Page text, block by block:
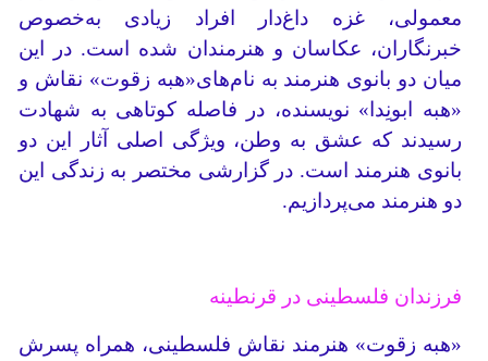
معمولی، غزه داغ‌دار افراد زیادی به‌خصوص
خبرنگاران، عکاسان و هنرمندان شده است. در این
میان دو بانوی هنرمند به نام‌های«هبه زقوت» نقاش و
«هبه ابونِدا» نویسنده، در فاصله کوتاهی به شهادت
رسیدند که عشق به وطن، ویژگی اصلی آثار این دو
بانوی هنرمند است. در گزارشی مختصر به زندگی این
دو هنرمند می‌پردازیم.
فرزندان فلسطینی در قرنطینه
«هبه زقوت» هنرمند نقاش فلسطینی، همراه پسرش